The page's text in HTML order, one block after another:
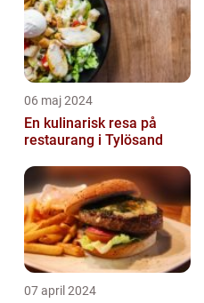
06 maj 2024
En kulinarisk resa på
restaurang i Tylösand
07 april 2024